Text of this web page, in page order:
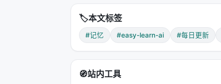
---
#记忆 #easy-learn-ai #每日更新 #小
🏷️本文标签
#记忆 #easy-learn-ai #每日更新
🧭站内工具